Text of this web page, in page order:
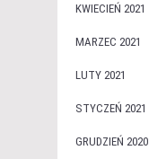
KWIECIEŃ 2021
MARZEC 2021
LUTY 2021
STYCZEŃ 2021
GRUDZIEŃ 2020